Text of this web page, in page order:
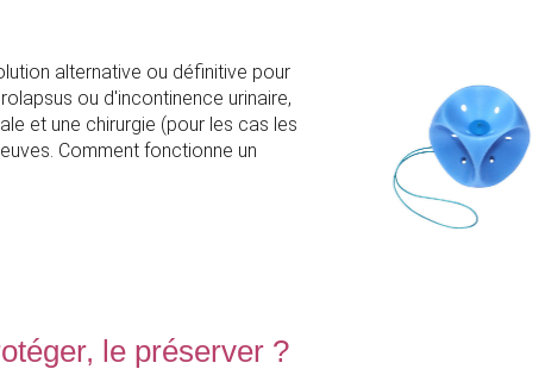
alternative ou définitive pour
ou d'incontinence urinaire,
et une chirurgie (pour les cas les
Comment fonctionne un
le préserver ?